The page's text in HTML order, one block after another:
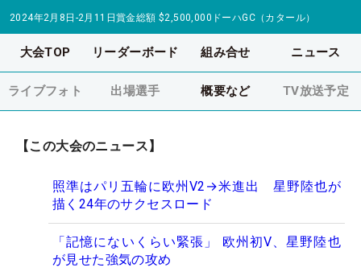
2024年2月8日-2月11日賞金総額 $2,500,000 ドーハGC（カタール）
大会TOP リーダーボード 組み合せ ニュース
ライブフォト 出場選手 概要など TV放送予定
【この大会のニュース】
照準はパリ五輪に欧州V2→米進出 星野陸也が
描く24年のサクセスロード
「記憶にないくらい緊張」 欧州初V、星野陸也
が見せた強気の攻め